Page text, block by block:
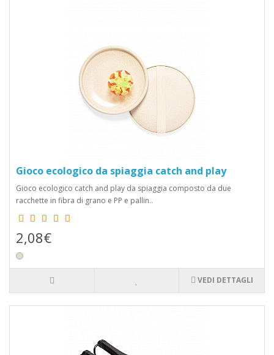
Gioco ecologico da spiaggia catch and play
Gioco ecologico catch and play da spiaggia composto da due
racchette in fibra di grano e PP e pallin..
2,08€
VEDI DETTAGLI